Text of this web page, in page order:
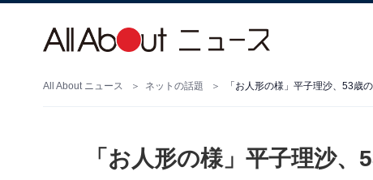
All About ニュース ネットの話題 「お人形の様」平子理沙、53歳
「お人形の様」平子理沙